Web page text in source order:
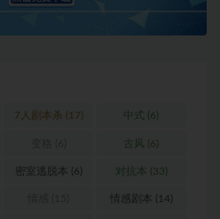
7人剧本杀 (17) 中式 (6)
古风 (6)
密室逃脱本 (6) 对抗本 (33)
情感剧本 (14)